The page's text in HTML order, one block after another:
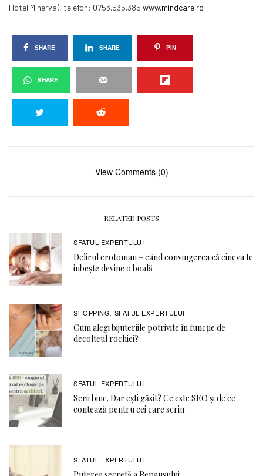
Hotel Minerva), telefon: 0753.535.385www.mindcare.ro
SHARE SHARE PIN
SHARE
View Comments (0)
RELATED POSTS
SFATUL EXPERTULUI
Delirul erotoman – când convingerea că cineva te
iubește devine o boală
SHOPPING, SFATUL EXPERTULUI
Cum alegi bijuteriile potrivite în funcție de
decolteul rochiei?
SFATUL EXPERTULUI
Scrii bine. Dar ești găsit? Ce este SEO și de ce
contează pentru cei care scriu
SFATUL EXPERTULUI